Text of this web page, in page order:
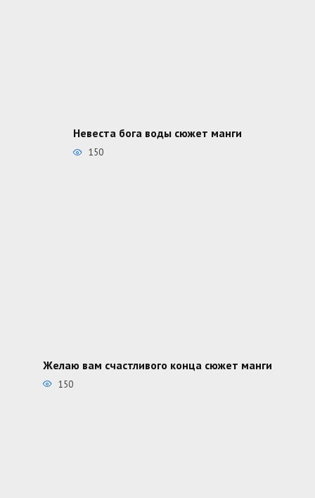
Невеста бога воды сюжет манги
150
Желаю вам счастливого конца сюжет манги
150